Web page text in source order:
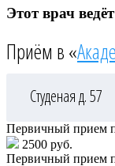
Этот врач
Приём в «
Студеная д. 57
Первичный прием
2500 руб.
Первичный прием